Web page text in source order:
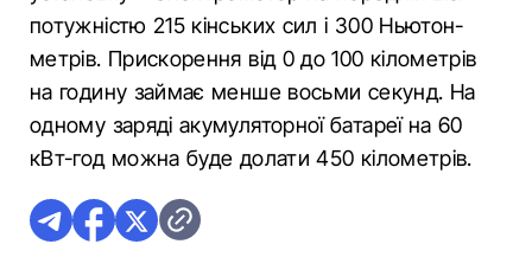
потужністю 215 кінських сил і 300 Ньютон-
метрів. Прискорення від 0 до 100 кілометрів
на годину займає менше восьми секунд. На
одному заряді акумуляторної батареї на 60
кВт-год можна буде долати 450 кілометрів.